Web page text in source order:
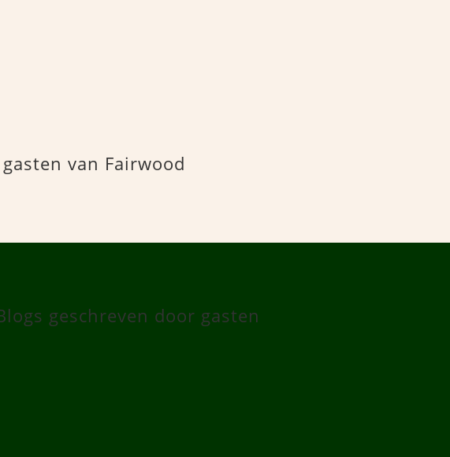
van Fairwood
geschreven door gasten